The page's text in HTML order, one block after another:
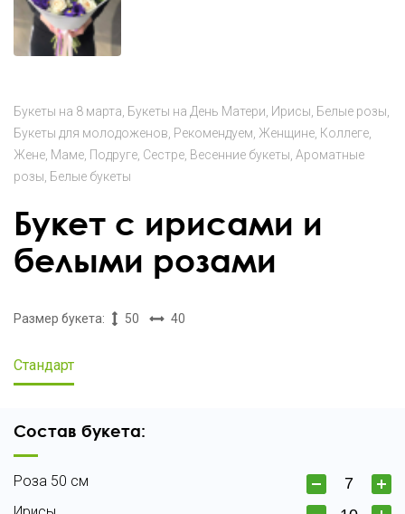
Букеты на 8 марта Букеты на День Матери Ирисы Белые розы
Букеты для молодоженов Рекомендуем Женщине Коллеге
Жене Маме Подруге Сестре Весенние букеты Ароматные
розы Белые букеты
Букет с ирисами и
белыми розами
Размер букета: 50 40
Стандарт
Состав букета:
Роза 50 см